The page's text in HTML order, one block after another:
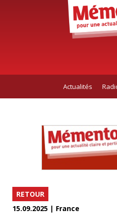
Actualités
RETOUR
15.09.2025 | France